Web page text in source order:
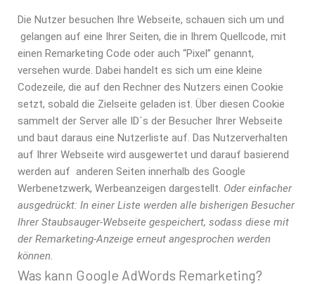
Die Nutzer besuchen Ihre Webseite, schauen sich um und
gelangen auf eine Ihrer Seiten, die in Ihrem Quellcode, mit
einen Remarketing Code oder auch “Pixel” genannt,
versehen wurde. Dabei handelt es sich um eine kleine
Codezeile, die auf den Rechner des Nutzers einen Cookie
setzt, sobald die Zielseite geladen ist. Über diesen Cookie
sammelt der Server alle ID´s der Besucher Ihrer Webseite
und baut daraus eine Nutzerliste auf. Das Nutzerverhalten
auf Ihrer Webseite wird ausgewertet und darauf basierend
werden auf anderen Seiten innerhalb des Google
Werbenetzwerk, Werbeanzeigen dargestellt. Oder einfacher
ausgedrückt: In einer Liste werden alle bisherigen Besucher
Ihrer Staubsauger-Webseite gespeichert, sodass diese mit
der Remarketing-Anzeige erneut angesprochen werden
können.
Was kann Google AdWords Remarketing?